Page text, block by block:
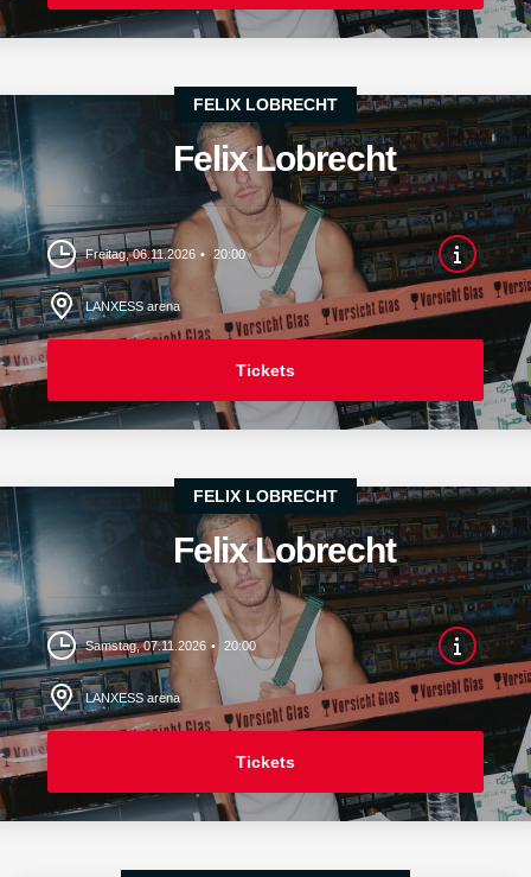
FELIX LOBRECHT
Felix Lobrecht
Freitag, 06.11.2026 20:00
LANXESS arena
Tickets
FELIX LOBRECHT
Felix Lobrecht
Samstag, 07.11.2026 20:00
LANXESS arena
Tickets